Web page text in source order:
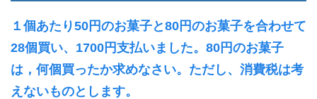
１個あたり50円のお菓子と80円のお菓子を合わせて
28個買い、1700円支払いました。80円のお菓子
は，何個買ったか求めなさい。ただし、消費税は考
えないものとします。